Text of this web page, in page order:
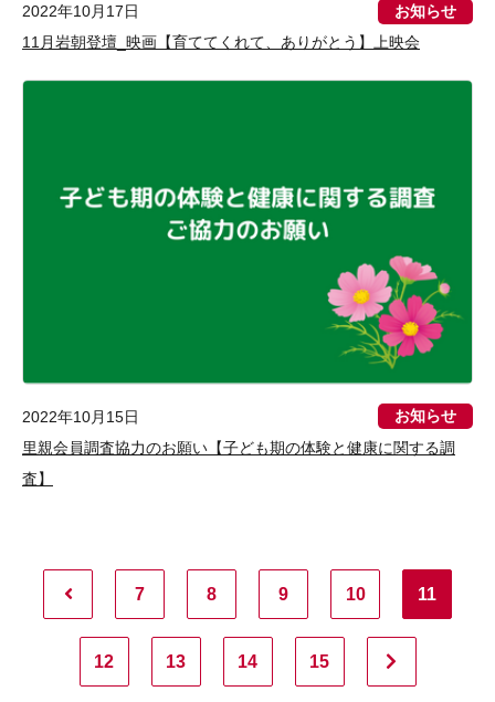
2022年10月17日
お知らせ
11月岩朝登壇_映画【育ててくれて、ありがとう】上映会
2022年10月15日
お知らせ
里親会員調査協力のお願い【子ども期の体験と健康に関する調
査】
7 8 9 10 11
12 13 14 15